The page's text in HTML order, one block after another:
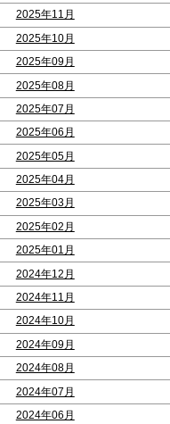
2025年11月
2025年10月
2025年09月
2025年08月
2025年07月
2025年06月
2025年05月
2025年04月
2025年03月
2025年02月
2025年01月
2024年12月
2024年11月
2024年10月
2024年09月
2024年08月
2024年07月
2024年06月